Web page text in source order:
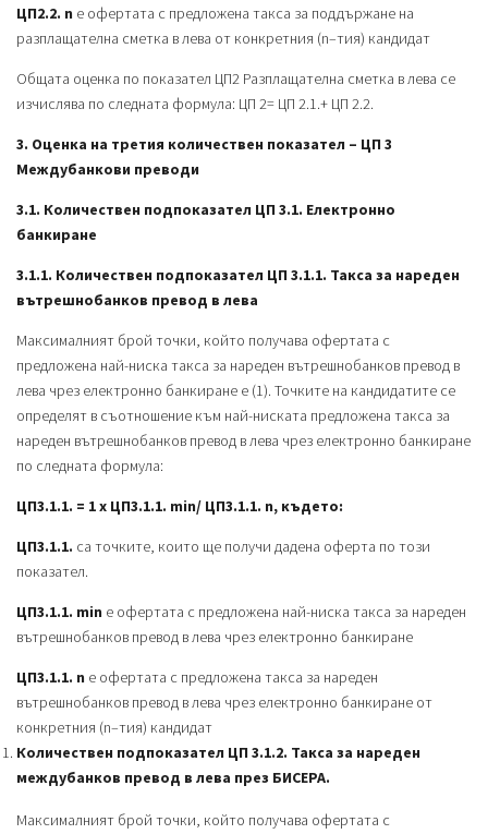
ЦП2.2. n е офертата с предложена такса за поддържане на
разплащателна сметка в лева от конкретния (n–тия) кандидат
Общата оценка по показател ЦП2 Разплащателна сметка в лева се
изчислява по следната формула: ЦП 2= ЦП 2.1.+ ЦП 2.2.
3. Оценка на третия количествен показател – ЦП 3
Междубанкови преводи
3.1. Количествен подпоказател ЦП 3.1. Електронно
банкиране
3.1.1. Количествен подпоказател ЦП 3.1.1. Такса за нареден
вътрешнобанков превод в лева
Максималният брой точки, който получава офертата с
предложена най-ниска такса за нареден вътрешнобанков превод в
лева чрез електронно банкиране е (1). Точките на кандидатите се
определят в съотношение към най-ниската предложена такса за
нареден вътрешнобанков превод в лева чрез електронно банкиране
по следната формула:
ЦП3.1.1. = 1 х ЦП3.1.1. min/ ЦП3.1.1. n, където:
ЦП3.1.1. са точките, които ще получи дадена оферта по този
показател.
ЦП3.1.1. min е офертата с предложена най-ниска такса за нареден
вътрешнобанков превод в лева чрез електронно банкиране
ЦП3.1.1. n е офертата с предложена такса за нареден
вътрешнобанков превод в лева чрез електронно банкиране от
конкретния (n–тия) кандидат
Количествен подпоказател ЦП 3.1.2. Такса за нареден
междубанков превод в лева през БИСЕРА.
Максималният брой точки, който получава офертата с